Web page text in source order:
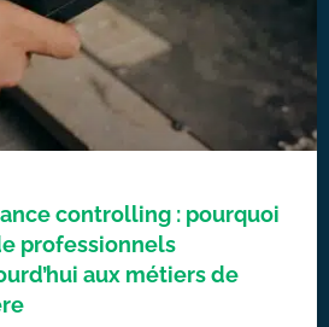
controlling : pourquoi
professionnels
aux métiers de